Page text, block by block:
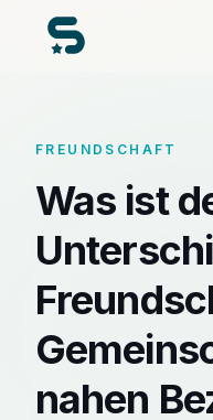
FREUNDSCHAFT
Was ist
nahen